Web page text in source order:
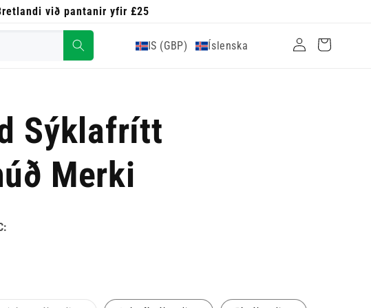
við pantanir yfir £25
IS (GBP) Íslenska
Skrá
inn
Karfa
Sýklafrítt
Merki